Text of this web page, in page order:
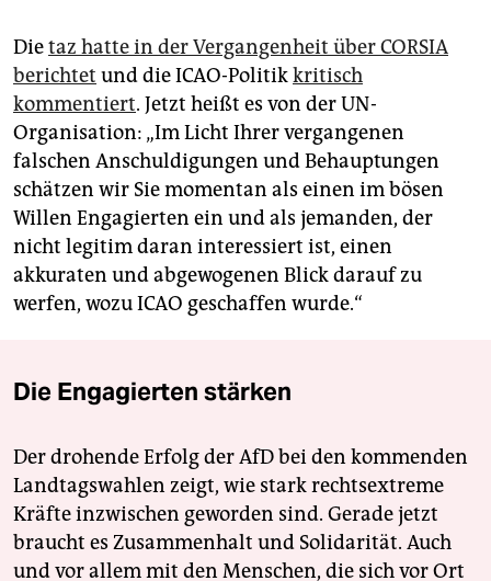
Dietaz hatte in der Vergangenheit über CORSIA
berichtet und die ICAO-Politikkritisch
kommentiert. Jetzt heißt es von der UN-
Organisation: „Im Licht Ihrer vergangenen
falschen Anschuldigungen und Behauptungen
schätzen wir Sie momentan als einen im bösen
Willen Engagierten ein und als jemanden, der
nicht legitim daran interessiert ist, einen
akkuraten und abgewogenen Blick darauf zu
werfen, wozu ICAO geschaffen wurde.“
Die Engagierten stärken
Der drohende Erfolg der AfD bei den kommenden
Landtagswahlen zeigt, wie stark rechtsextreme
Kräfte inzwischen geworden sind. Gerade jetzt
braucht es Zusammenhalt und Solidarität. Auch
und vor allem mit den Menschen, die sich vor Ort